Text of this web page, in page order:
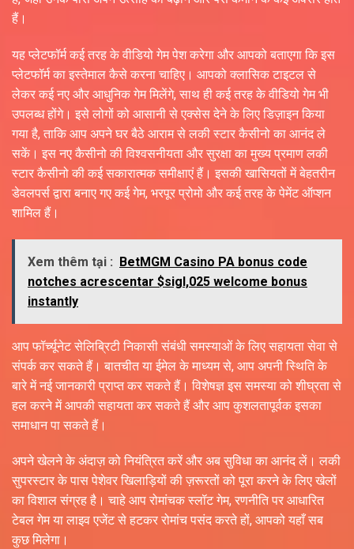
हैं।
यह प्लेटफॉर्म कई तरह के वीडियो गेम पेश करेगा और आपको बताएगा कि इस
प्लेटफॉर्म का इस्तेमाल कैसे करना चाहिए। आपको क्लासिक टाइटल से
लेकर कई नए और आधुनिक गेम मिलेंगे, साथ ही कई तरह के वीडियो गेम भी
उपलब्ध होंगे। इसे लोगों को आसानी से एक्सेस देने के लिए डिज़ाइन किया
गया है, ताकि आप अपने घर बैठे आराम से लकी स्टार कैसीनो का आनंद ले
सकें। इस नए कैसीनो की विश्वसनीयता और सुरक्षा का मुख्य प्रमाण लकी
स्टार कैसीनो की कई सकारात्मक समीक्षाएं हैं। इसकी खासियतों में बेहतरीन
डेवलपर्स द्वारा बनाए गए कई गेम, भरपूर प्रोमो और कई तरह के पेमेंट ऑप्शन
शामिल हैं।
Xem thêm tại : BetMGM Casino PA bonus code
notches acrescentar $sigl,025 welcome bonus
instantly
आप फॉर्च्यूनेट सेलिब्रिटी निकासी संबंधी समस्याओं के लिए सहायता सेवा से
संपर्क कर सकते हैं। बातचीत या ईमेल के माध्यम से, आप अपनी स्थिति के
बारे में नई जानकारी प्राप्त कर सकते हैं। विशेषज्ञ इस समस्या को शीघ्रता से
हल करने में आपकी सहायता कर सकते हैं और आप कुशलतापूर्वक इसका
समाधान पा सकते हैं।
अपने खेलने के अंदाज़ को नियंत्रित करें और अब सुविधा का आनंद लें। लकी
सुपरस्टार के पास पेशेवर खिलाड़ियों की ज़रूरतों को पूरा करने के लिए खेलों
का विशाल संग्रह है। चाहे आप रोमांचक स्लॉट गेम, रणनीति पर आधारित
टेबल गेम या लाइव एजेंट से हटकर रोमांच पसंद करते हों, आपको यहाँ सब
कुछ मिलेगा।